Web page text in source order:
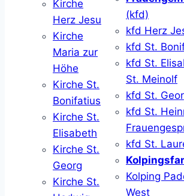
Kirche
Herz Jesu
Kirche
Maria zur
Höhe
Kirche St.
Bonifatius
Kirche St.
Elisabeth
Kirche St.
Georg
Kirche St.
(kfd)
kfd Herz
kfd St.
kfd St.
St. Meinolf
kfd St.
kfd St.
kfd St.
Kolping
West